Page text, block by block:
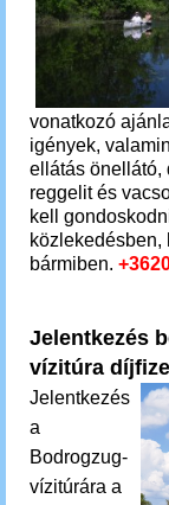
vonatkozó
igények,
ellátás önellátó,
reggelit és
kell
közlekedésben,
bármiben.
Jelentkezés
vízitúra
Jelentkezés
a
Bodrogzug-
vízitúrára a